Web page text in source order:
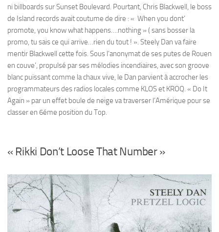
ni billboards sur Sunset Boulevard. Pourtant, Chris Blackwell, le boss
de Island records avait coutume de dire : « When you dont’
promote, you know what happens….nothing » ( sans bosser la
promo, tu sais ce qui arrive…rien du tout ! ». Steely Dan va faire
mentir Blackwell cette fois. Sous l’anonymat de ses putes de Rouen
en couve’, propulsé par ses mélodies incendiaires, avec son groove
blanc puissant comme la chaux vive, le Dan parvient à accrocher les
programmateurs des radios locales comme KLOS et KROQ. « Do It
Again » par un effet boule de neige va traverser l’Amérique pour se
classer en 6éme position du Top.
« Rikki Don’t Loose That Number »